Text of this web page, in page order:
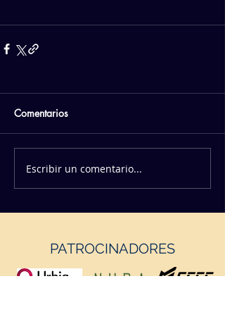
Comentarios
Escribir un comentario...
PATROCINADORES